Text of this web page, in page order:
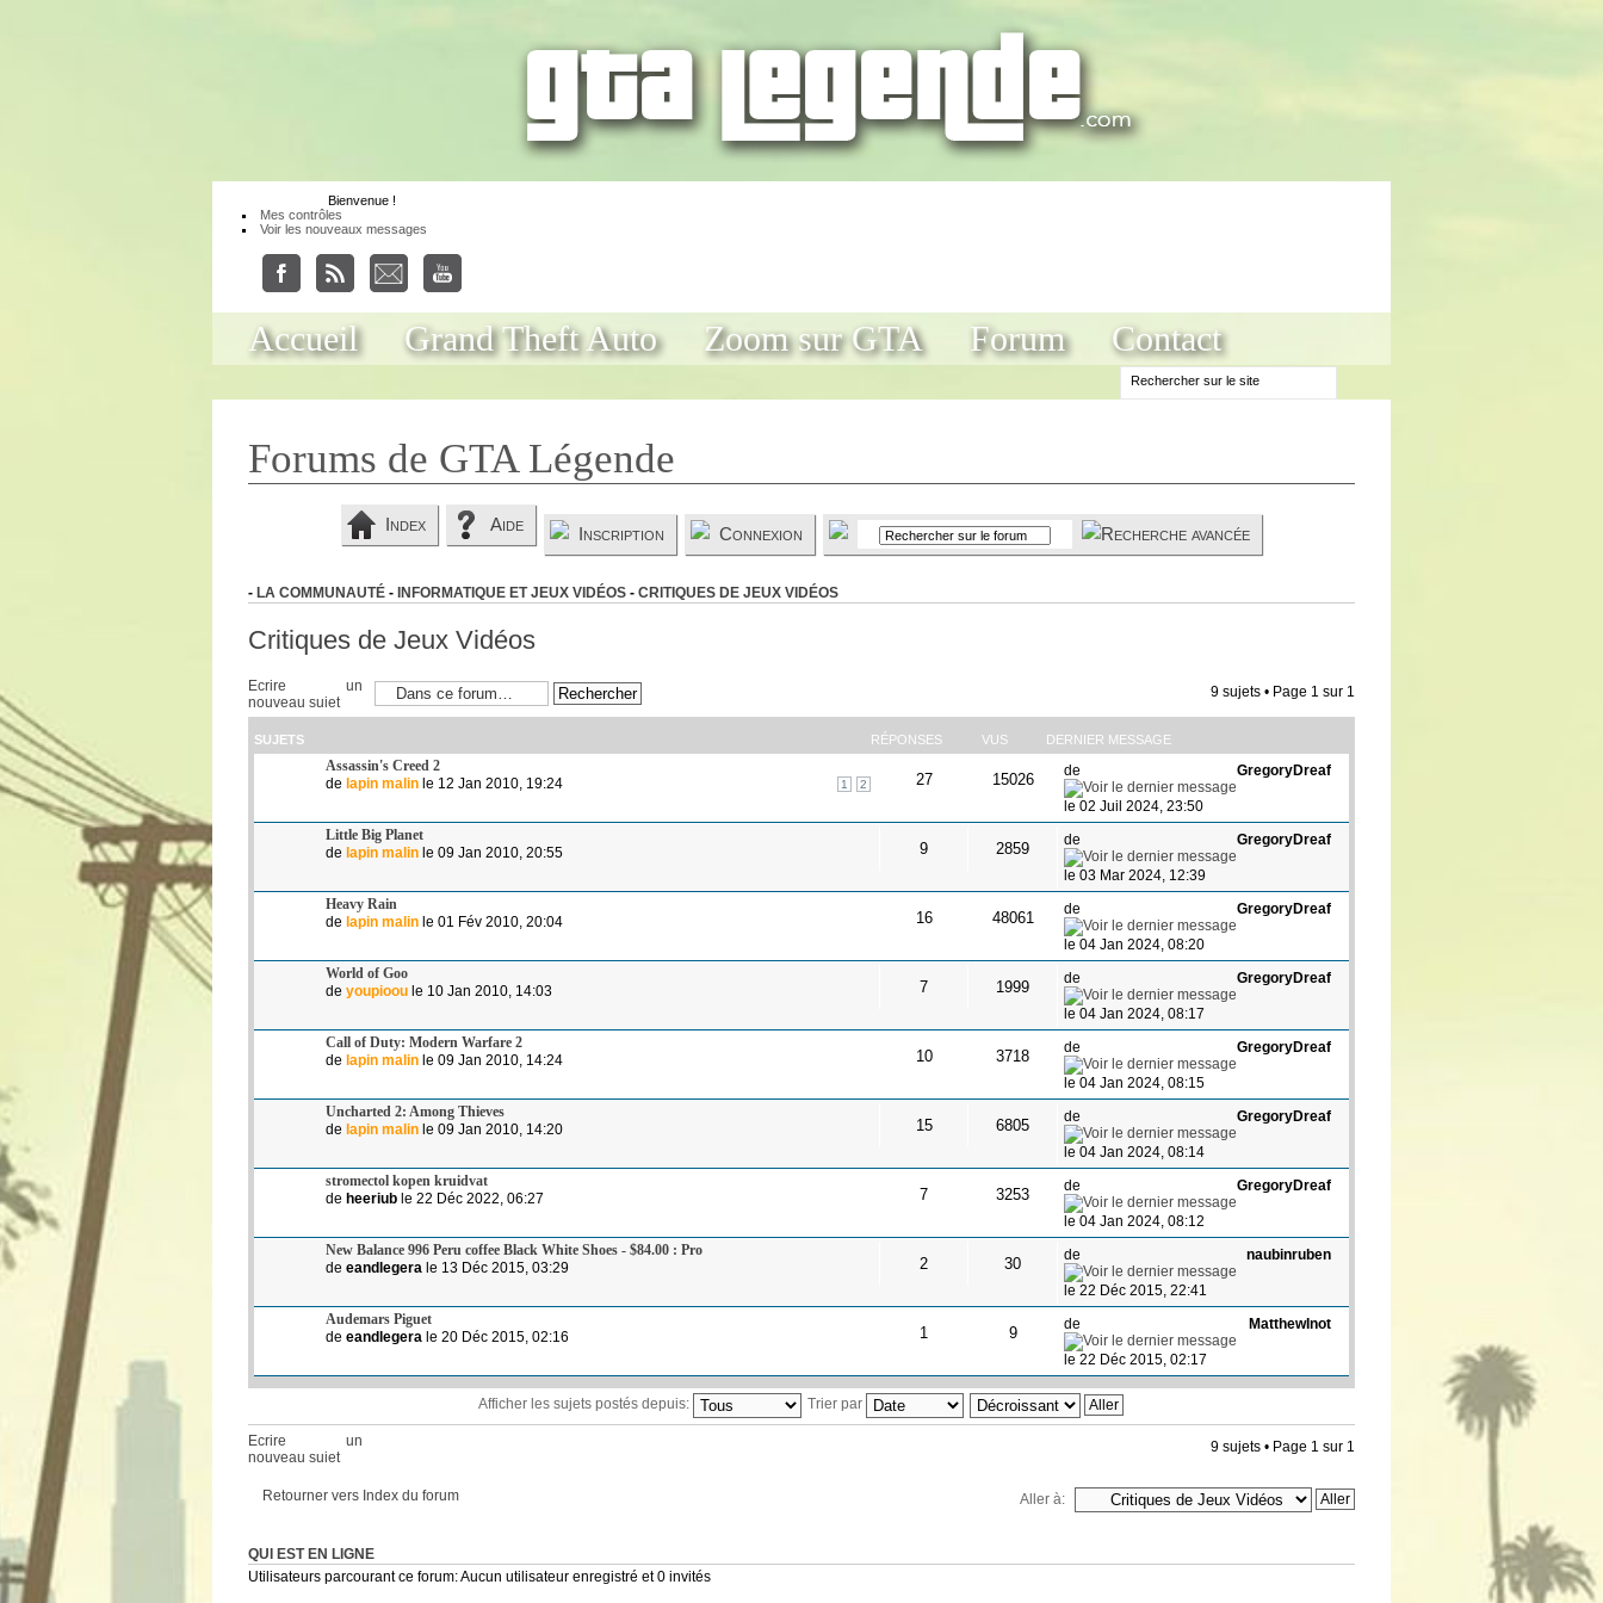
Bienvenue !
Mes contrôles
Voir les nouveaux messages
Accueil Grand Theft Auto Zoom sur GTA Forum Contact
Forums de GTA Légende
Index Aide Inscription Connexion
- LA COMMUNAUTÉ - INFORMATIQUE ET JEUX VIDÉOS - CRITIQUES DE JEUX VIDÉOS
Critiques de Jeux Vidéos
Ecrire un
nouveau sujet
9 sujets • Page 1 sur 1
SUJETS RÉPONSES VUS DERNIER MESSAGE
Assassin's Creed 2
1 2
de lapin malin le 12 Jan 2010, 19:24 27 15026 deGregoryDreaf
le 02 Juil 2024, 23:50
Little Big Planet
de lapin malin le 09 Jan 2010, 20:55 9 2859 deGregoryDreaf
le 03 Mar 2024, 12:39
Heavy Rain
de lapin malin le 01 Fév 2010, 20:04 16 48061 deGregoryDreaf
le 04 Jan 2024, 08:20
World of Goo
de youpioou le 10 Jan 2010, 14:03 7 1999 deGregoryDreaf
le 04 Jan 2024, 08:17
Call of Duty: Modern Warfare 2
de lapin malin le 09 Jan 2010, 14:24 10 3718 deGregoryDreaf
le 04 Jan 2024, 08:15
Uncharted 2: Among Thieves
de lapin malin le 09 Jan 2010, 14:20 15 6805 deGregoryDreaf
le 04 Jan 2024, 08:14
stromectol kopen kruidvat
de heeriub le 22 Déc 2022, 06:27 7 3253 deGregoryDreaf
le 04 Jan 2024, 08:12
New Balance 996 Peru coffee Black White Shoes - $84.00 : Pro
de eandlegera le 13 Déc 2015, 03:29 2 30 denaubinruben
le 22 Déc 2015, 22:41
Audemars Piguet
de eandlegera le 20 Déc 2015, 02:16 1 9 deMatthewInot
le 22 Déc 2015, 02:17
Afficher les sujets postés depuis: Trier par
Ecrire un
nouveau sujet
9 sujets • Page 1 sur 1
Retourner vers Index du forum Aller à:
QUI EST EN LIGNE
Utilisateurs parcourant ce forum: Aucun utilisateur enregistré et 0 invités